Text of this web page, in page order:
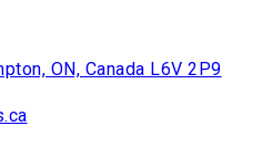
ON, Canada L6V 2P9